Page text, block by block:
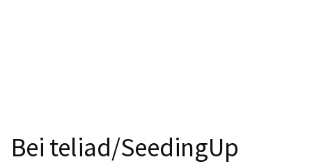
Bei teliad/SeedingUp